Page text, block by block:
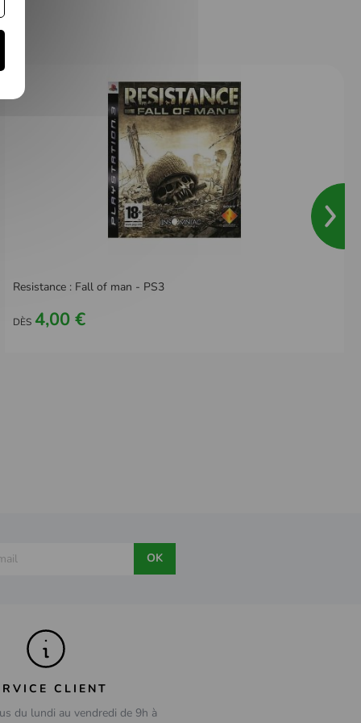
Resistance : Fall of man - PS3
DÈS 4,00 €
OK
CLIENT
du lundi au vendredi de 9h à